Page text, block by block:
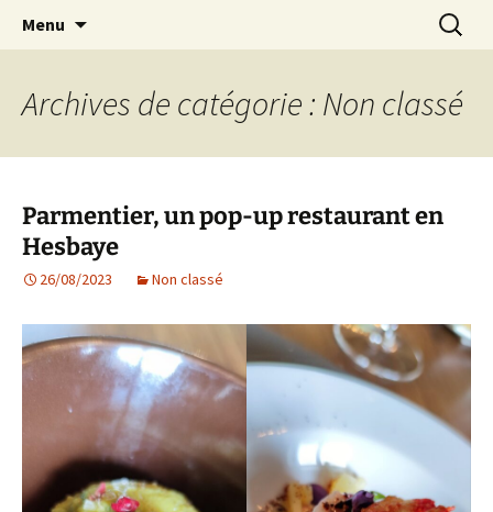
Marc Leroi
Menu
Archives de catégorie : Non classé
Parmentier, un pop-up restaurant en
Hesbaye
26/08/2023 Non classé